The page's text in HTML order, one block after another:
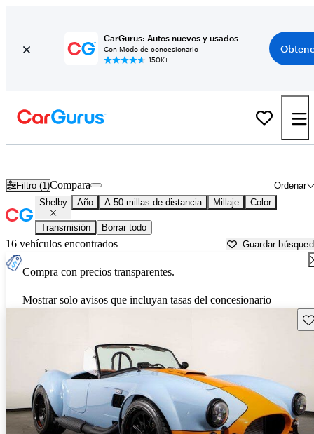
CarGurus: Autos nuevos y usados
Con Modo de concesionario
150K+
Filtro (1) Ordenar
Compara
Shelby Año A 50 millas de distancia Millaje Color
Transmisión Borrar todo
16 vehículos encontrados Guardar
Compra con precios transparentes.
Mostrar solo avisos que incluyan tasas del concesionario